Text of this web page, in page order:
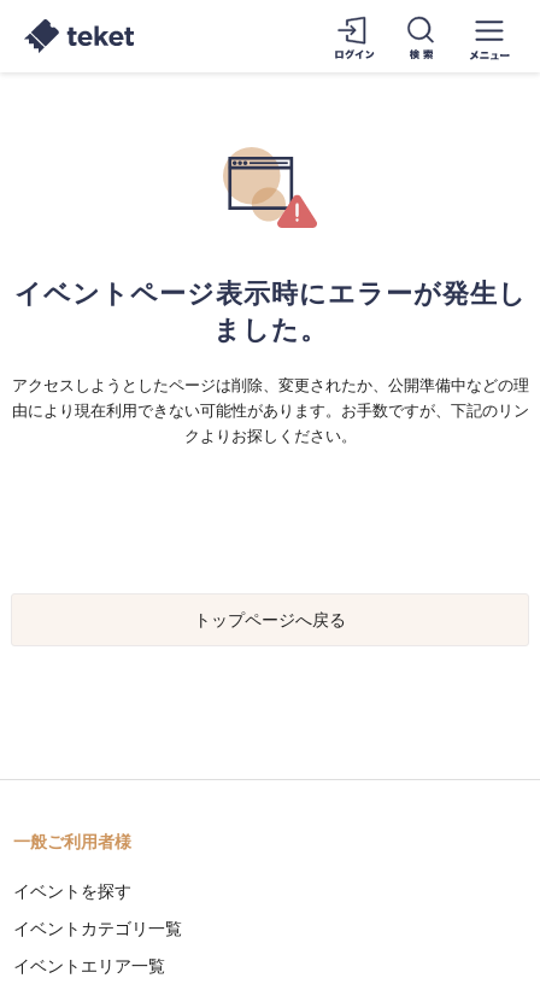
イベントページ表示時にエラーが発生し
ました。
アクセスしようとしたページは削除、変更されたか、公開準備中などの理
由により現在利用できない可能性があります。お手数ですが、下記のリン
クよりお探しください。
トップページへ戻る
一般ご利用者様
イベントを探す
イベントカテゴリ一覧
イベントエリア一覧